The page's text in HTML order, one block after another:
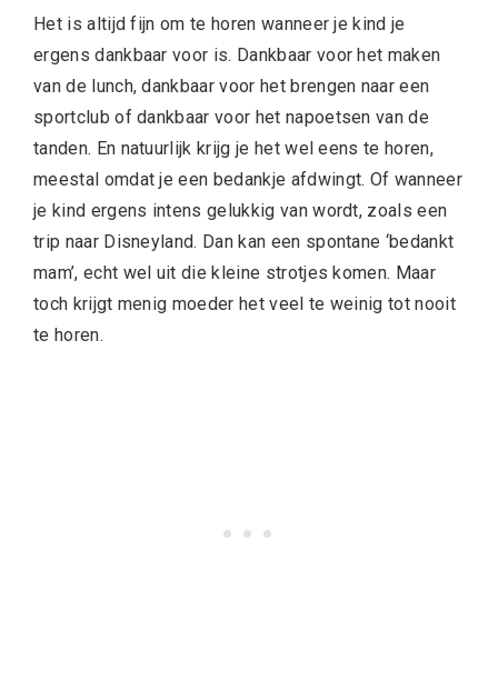
Het is altijd fijn om te horen wanneer je kind je
ergens dankbaar voor is. Dankbaar voor het maken
van de lunch, dankbaar voor het brengen naar een
sportclub of dankbaar voor het napoetsen van de
tanden. En natuurlijk krijg je het wel eens te horen,
meestal omdat je een bedankje afdwingt. Of wanneer
je kind ergens intens gelukkig van wordt, zoals een
trip naar Disneyland. Dan kan een spontane ‘bedankt
mam’, echt wel uit die kleine strotjes komen. Maar
toch krijgt menig moeder het veel te weinig tot nooit
te horen.